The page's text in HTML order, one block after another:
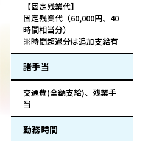
【固定残業代】
固定残業代（60,000円、40
時間相当分）
※時間超過分は追加支給有
諸手当
交通費(全額支給)、残業手
当
勤務時間